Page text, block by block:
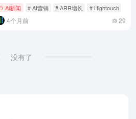
Ai新闻 # AI营销 # ARR增长 # Hightouch
4个月前 29
没有了